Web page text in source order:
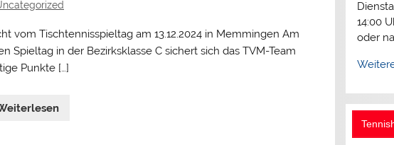
vom Tischtennisspieltag am 13.12.2024 in Memmingen Am
Spieltag in der Bezirksklasse C sichert sich das TVM-Team
Punkte […]
14:00
oder